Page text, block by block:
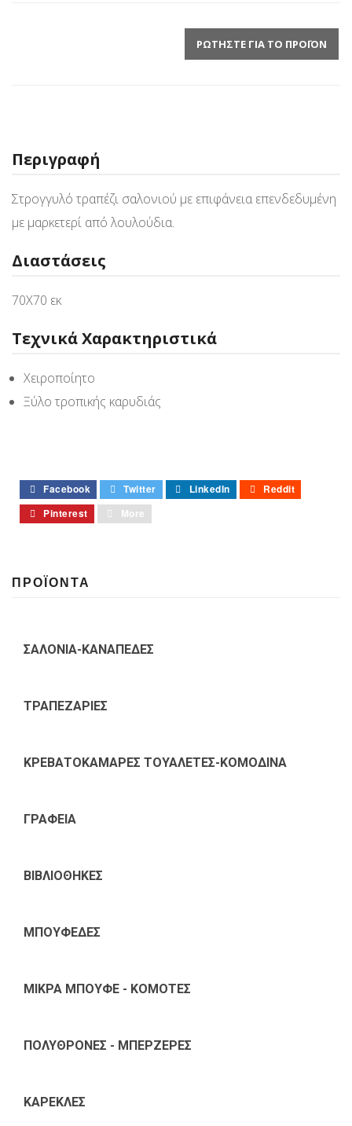
ΡΩΤΉΣΤΕ ΓΙΑ ΤΟ ΠΡΟΪΌΝ
Περιγραφή
Στρογγυλό τραπέζι σαλονιού με επιφάνεια επενδεδυμένη
με μαρκετερί από λουλούδια.
Διαστάσεις
70Χ70 εκ
Τεχνικά Χαρακτηριστικά
Χειροποίητο
Ξύλο τροπικής καρυδιάς
Facebook Twitter LinkedIn
Reddit
Pinterest
More
ΠΡΟΪΟΝΤΑ
ΣΑΛΟΝΙΑ-ΚΑΝΑΠΕΔΕΣ
ΤΡΑΠΕΖΑΡΙΕΣ
ΚΡΕΒΑΤΟΚΑΜΑΡΕΣ ΤΟΥΑΛΕΤΕΣ-ΚΟΜΟΔΙΝΑ
ΓΡΑΦΕΙΑ
ΒΙΒΛΙΟΘΗΚΕΣ
ΜΠΟΥΦΕΔΕΣ
ΜΙΚΡΑ ΜΠΟΥΦΕ - ΚΟΜΟΤΕΣ
ΠΟΛΥΘΡΟΝΕΣ - ΜΠΕΡΖΕΡΕΣ
ΚΑΡΕΚΛΕΣ